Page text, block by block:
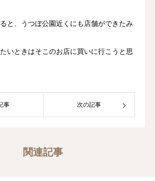
と、うつぼ公園近くにも店舗ができたみ
いときはそこのお店に買いに行こうと思
事 次の記事
関連記事